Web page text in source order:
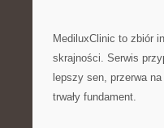
MediluxClinic to zbiór
skrajności. Serwis
lepszy sen, przerwa
trwały fundament.